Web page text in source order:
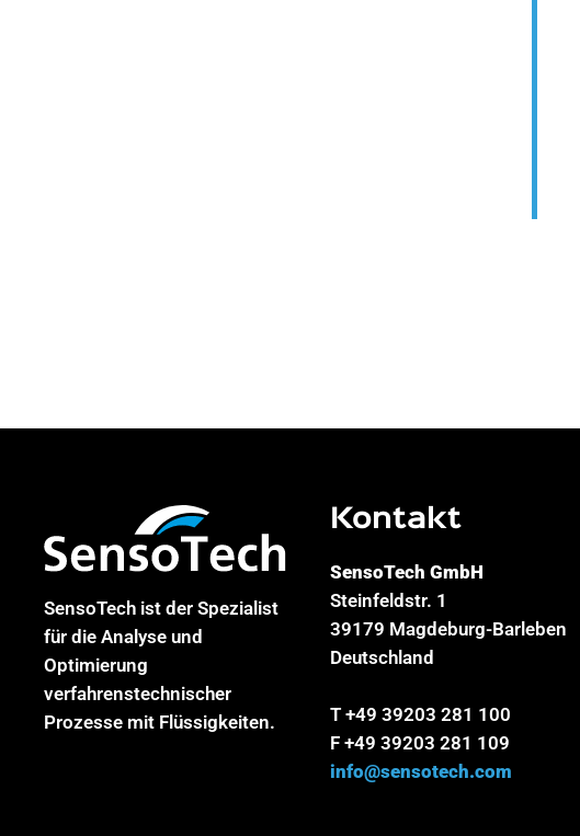
SensoTech ist der Spezialist
für die Analyse und
Optimierung
verfahrenstechnischer
Prozesse mit Flüssigkeiten.
Kontakt
SensoTech GmbH
Steinfeldstr. 1
39179 Magdeburg-Barleben
Deutschland
T +49 39203 281 100
F +49 39203 281 109
info@sensotech.com